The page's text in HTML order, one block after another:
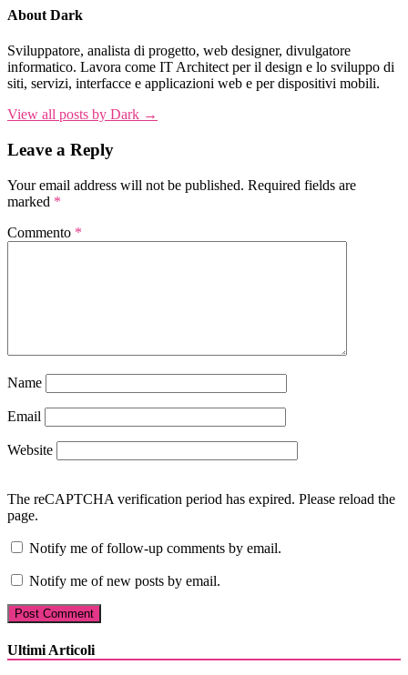
About Dark
Sviluppatore, analista di progetto, web designer, divulgatore
informatico. Lavora come IT Architect per il design e lo sviluppo di
siti, servizi, interfacce e applicazioni web e per dispositivi mobili.
View all posts by Dark →
Leave a Reply
Your email address will not be published. Required fields are
marked *
Commento *
Name
Email
Website
The reCAPTCHA verification period has expired. Please reload the
page.
Notify me of follow-up comments by email.
Notify me of new posts by email.
Ultimi Articoli